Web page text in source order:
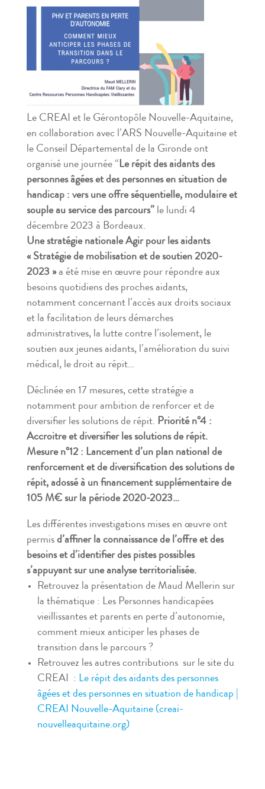
Le CREAI et le Gérontopôle Nouvelle-Aquitaine,
en collaboration avec l’ARS Nouvelle-Aquitaine et
le Conseil Départemental de la Gironde ont
organisé une journée “Le répit des aidants des
personnes âgées et des personnes en situation de
handicap : vers une offre séquentielle, modulaire et
souple au service des parcours”le lundi 4
décembre 2023 à Bordeaux.
Une stratégie nationale Agir pour les aidants
« Stratégie de mobilisation et de soutien 2020-
2023 »a été mise en œuvre pour répondre aux
besoins quotidiens des proches aidants,
notamment concernant l’accès aux droits sociaux
et la facilitation de leurs démarches
administratives, la lutte contre l’isolement, le
soutien aux jeunes aidants, l’amélioration du suivi
médical, le droit au répit…
Déclinée en 17 mesures, cette stratégie a
notamment pour ambition de renforcer et de
diversifier les solutions de répit. Priorité n°4 :
Accroitre et diversifier les solutions de répit.
Mesure n°12 : Lancement d’un plan national de
renforcement et de diversification des solutions de
répit, adossé à un financement supplémentaire de
105 M€ sur la période 2020-2023…
Les différentes investigations mises en œuvre ont
permis d’affiner la connaissance de l’offre et des
besoins et d’identifier des pistes possibles
s’appuyant sur une analyse territorialisée.
Retrouvez la présentation de Maud Mellerin sur
la thématique : Les Personnes handicapées
vieillissantes et parents en perte d’autonomie,
comment mieux anticiper les phases de
transition dans le parcours ?
Retrouvez les autres contributions sur le site du
CREAI : Le répit des aidants des personnes
âgées et des personnes en situation de handicap |
CREAI Nouvelle-Aquitaine (creai-
nouvelleaquitaine.org)